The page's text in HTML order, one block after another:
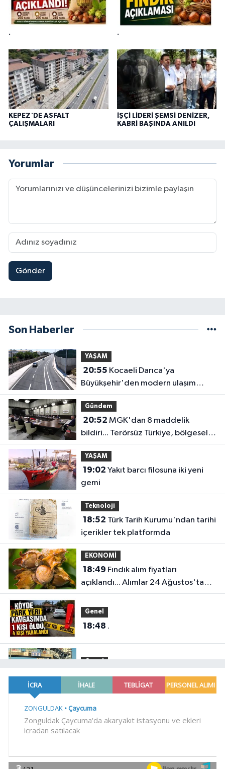
. .
KEPEZ'DE ASFALT
ÇALIŞMALARI
İŞÇİ LİDERİ ŞEMSİ DENİZER,
KABRİ BAŞINDA ANILDI
Yorumlar
Gönder
Son Haberler
YAŞAM
20:55
Büyükşehir'den modern ulaşım
yatırımı
Gündem
20:52
bildiri... Terörsüz Türkiye, bölgesel
güvenlik ve Gazze mesajı
YAŞAM
19:02
gemi
Teknoloji
18:52
içerikler tek platformda
EKONOMİ
18:49
açıklandı... Alımlar 24 Ağustos'ta
başlıyor
Genel
18:48 .
Genel
18:45HER AKŞAM AYNI ÇİLE!
18:44Görevden uzaklaştırılan Utku